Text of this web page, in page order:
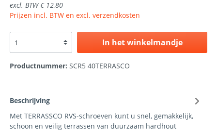
excl. BTW € 12,80
Prijzen incl. BTW en excl. verzendkosten
In het winkelmandje
Productnummer: SCR5 40TERRASCO
Beschrijving
Met TERRASSCO RVS-schroeven kunt u snel, gemakkelijk,
schoon en veilig terrassen van duurzaam hardhout